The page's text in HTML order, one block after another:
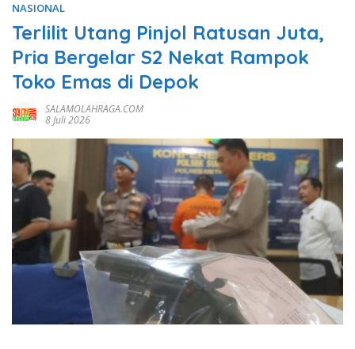
NASIONAL
Terlilit Utang Pinjol Ratusan Juta,
Pria Bergelar S2 Nekat Rampok
Toko Emas di Depok
SALAMOLAHRAGA.COM
8 Juli 2026